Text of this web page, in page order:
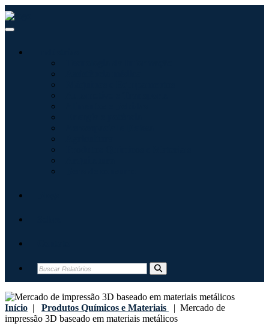
Início | Produtos Químicos e Materiais | Mercado de
impressão 3D baseado em materiais metálicos